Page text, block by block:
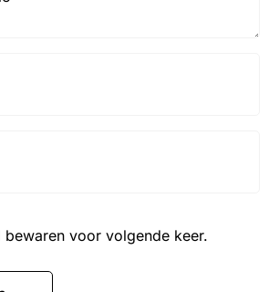
bewaren voor volgende keer.